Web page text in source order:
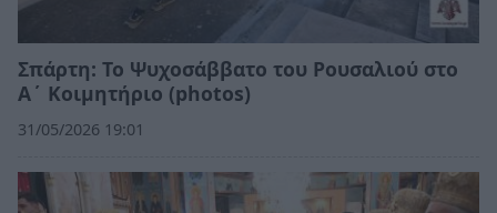
Σπάρτη: Το Ψυχοσάββατο του Ρουσαλιού στο
Α΄ Κοιμητήριο (photos)
31/05/2026 19:01